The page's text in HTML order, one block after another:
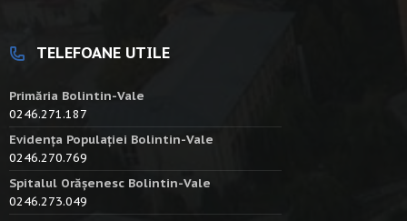
TELEFOANE UTILE
Primăria Bolintin-Vale
0246.271.187
Evidența Populației Bolintin-Vale
0246.270.769
Spitalul Orășenesc Bolintin-Vale
0246.273.049